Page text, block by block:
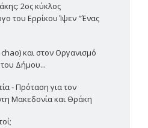
2ος κύκλος
του Ερρίκου Ίψεν "Ένας
και στον Οργανισμό
Δήμου...
- Πρόταση για τον
Μακεδονία και Θράκη